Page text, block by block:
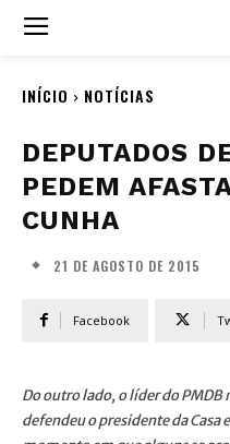
INÍCIO NOTÍCIAS
DEPUTADOS
PEDEM
CUNHA
21 DE AGOSTO DE 2015
Facebook
Do outro lado, o líder do PMDB
defendeu o presidente da Casa